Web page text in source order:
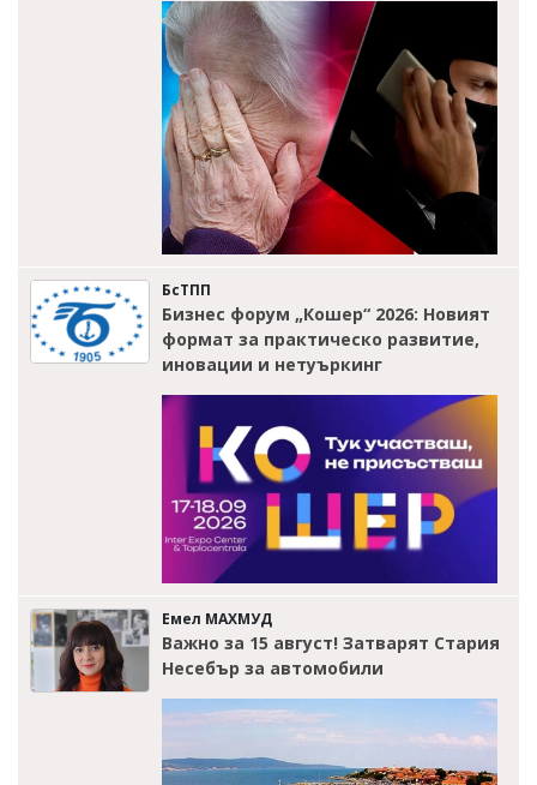
БсТПП
Бизнес форум „Кошер“ 2026: Новият
формат за практическо развитие,
иновации и нетуъркинг
Емел МАХМУД
Важно за 15 август! Затварят Стария
Несебър за автомобили